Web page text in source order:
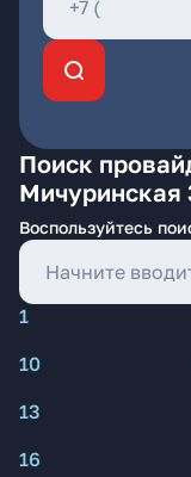
Поиск
Мичуринская
Воспользуйтесь
1
10
13
16